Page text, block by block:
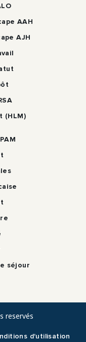
AAH
AJH
(HLM)
séjour
reservés
d'utilisation